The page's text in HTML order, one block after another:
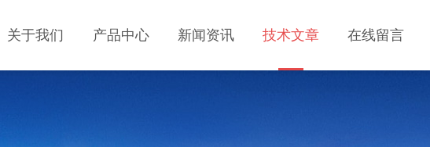
关于我们 产品中心 新闻资讯 技术文章 在线留言